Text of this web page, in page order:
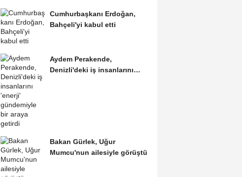
Cumhurbaşkanı Erdoğan,
Bahçeli'yi kabul etti
Aydem Perakende,
Denizli'deki iş insanlarını
Bakan Gürlek, Uğur
Mumcu'nun ailesiyle görüştü